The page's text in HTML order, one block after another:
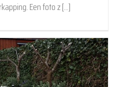
Een foto z [...]